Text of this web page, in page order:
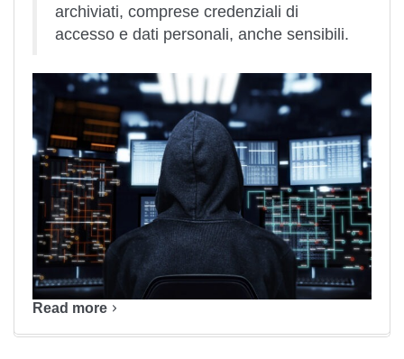
archiviati, comprese credenziali di
accesso e dati personali, anche sensibili.
Read more